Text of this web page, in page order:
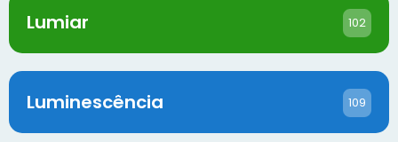
Lumiar 102
Luminescência 109